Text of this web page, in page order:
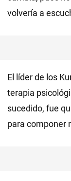
volvería a
El líder de los
terapia
sucedido, fue
para componer